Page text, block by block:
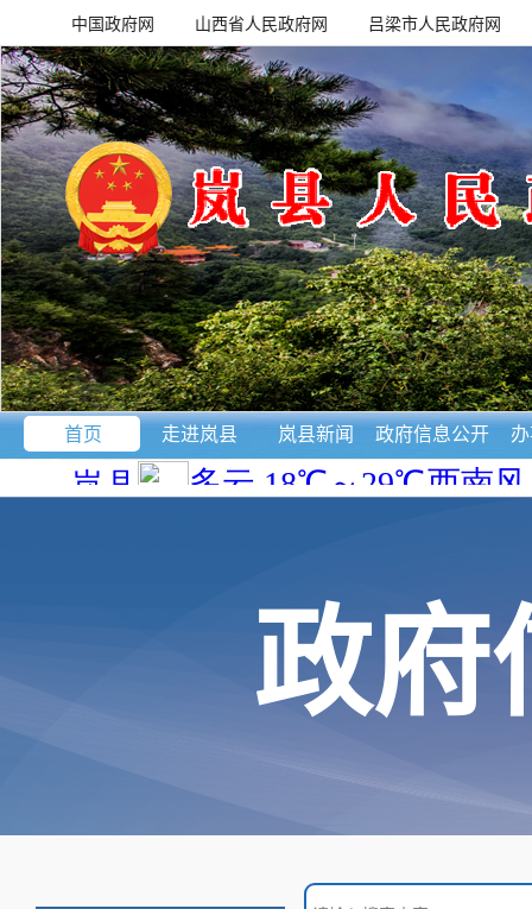
中国政府网 山西省人民政府网 吕梁市人民政府网
首页 走进岚县 岚县新闻 政府信息公开
政府